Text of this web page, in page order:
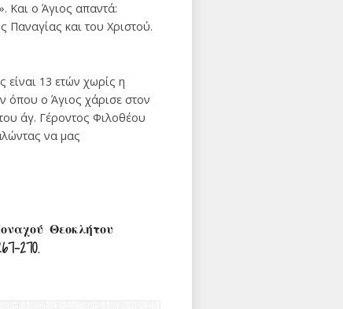
Και ο Άγιος απαντά:
και του Χριστού.
13 ετών χωρίς η
όπου ο Άγιος χάρισε στον
άγ. Γέροντος Φιλοθέου
να μας
Θεοκλήτου
270.